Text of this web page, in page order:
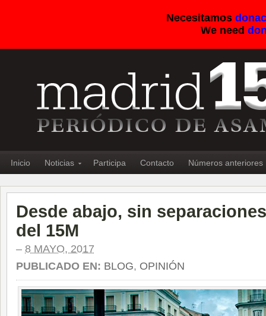
Necesitamos
We need
Inicio Noticias Participa Contacto Números anteriores
Desde abajo, sin
del 15M
– 8 MAYO, 2017
PUBLICADO EN: BLOG, OPINIÓN